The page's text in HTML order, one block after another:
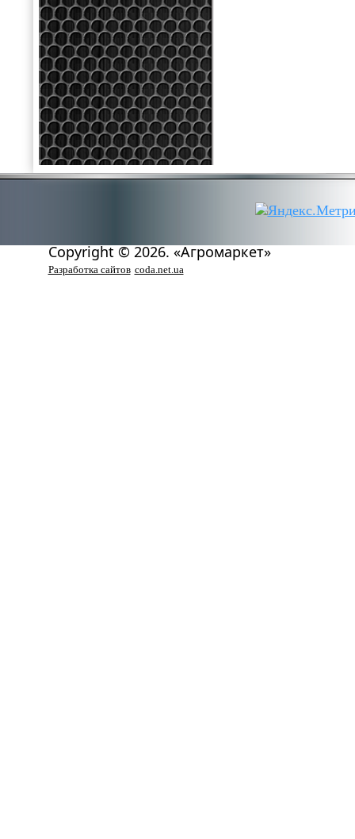
Copyright © 2026. «Агромаркет»
Разработка сайтов coda.net.ua